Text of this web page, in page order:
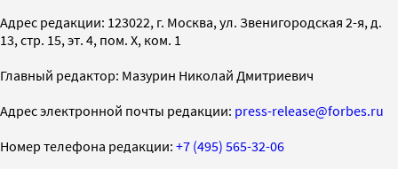
Адрес редакции: 123022, г. Москва, ул. Звенигородская 2-я, д.
13, стр. 15, эт. 4, пом. X, ком. 1
Главный редактор: Мазурин Николай Дмитриевич
Адрес электронной почты редакции: press-release@forbes.ru
Номер телефона редакции: +7 (495) 565-32-06